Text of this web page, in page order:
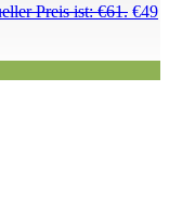
Preis ist: €61. €49